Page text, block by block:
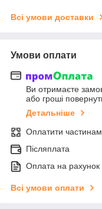
Всі умови доставки
Умови оплати
Ви отримаєте
або гроші
Детальніше
Оплатити
Післяплата
Оплата на рахунок
Всі умови оплати